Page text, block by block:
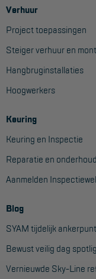
Verhuur
Project toepassingen
Steiger verhuur en
Hangbruginstallaties
Hoogwerkers
Keuring
Keuring en Inspectie
Reparatie en onderhoud
Aanmelden
Blog
SYAM tijdelijk
Bewust veilig dag
Vernieuwde Sky-Line